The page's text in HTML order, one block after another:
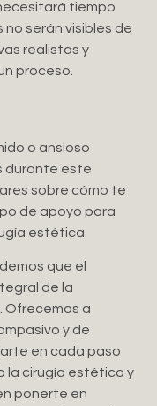
tiempo
serán visibles de
realistas y
proceso.
o ansioso
durante este
sobre cómo te
de apoyo para
estética.
que el
de la
Ofrecemos a
y de
en cada paso
la cirugía estética y
ponerte en